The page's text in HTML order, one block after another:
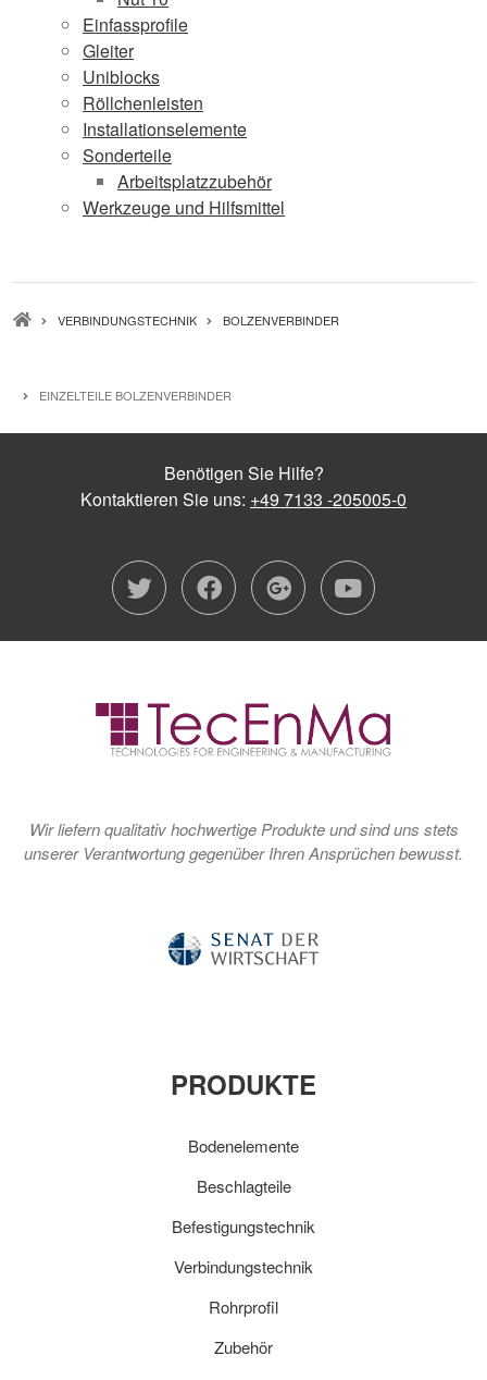
Einfassprofile
Gleiter
Uniblocks
Röllchenleisten
Installationselemente
Sonderteile
Arbeitsplatzzubehör
Werkzeuge und Hilfsmittel
PFADNAVIGATION
VERBINDUNGSTECHNIK BOLZENVERBINDER
EINZELTEILE BOLZENVERBINDER
Benötigen Sie Hilfe?
Kontaktieren Sie uns: +49 7133 -205005-0
twitterfacebook
google-
Wir liefern qualitativ hochwertige Produkte und sind uns stets
unserer Verantwortung gegenüber Ihren Ansprüchen bewusst.
PRODUKTE
Bodenelemente
Beschlagteile
Befestigungstechnik
Verbindungstechnik
Rohrprofil
Zubehör